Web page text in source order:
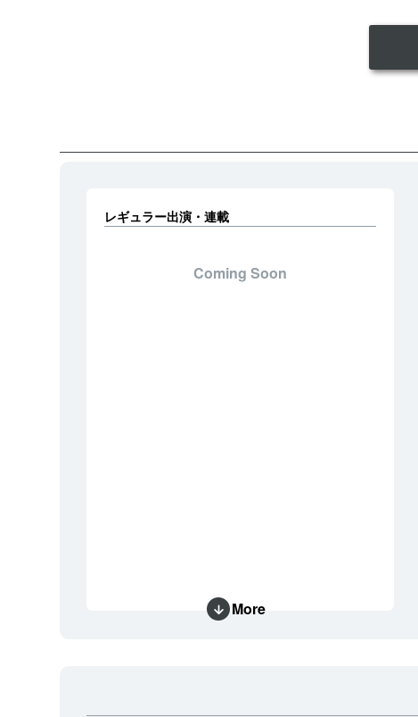
レギュラー出演・連載
Coming Soon
More